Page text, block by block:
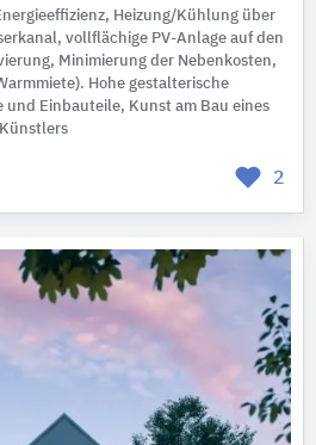
Heizung/Kühlung über
vollflächige PV-Anlage auf den
Minimierung der Nebenkosten,
Hohe gestalterische
Einbauteile, Kunst am Bau eines
2